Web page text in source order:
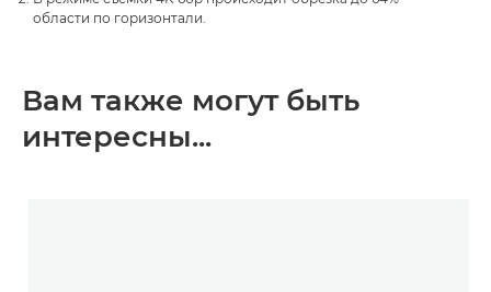
области по горизонтали.
Вам также могут быть
интересны...